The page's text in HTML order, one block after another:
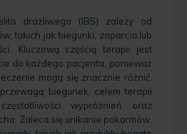
drażliwego (IBS) zależy od
takich jak biegunki, zaparcia lub
Kluczową częścią terapii jest
do każdego pacjenta, ponieważ
mogą się znacznie różnić.
biegunek, celem terapii
wypróżnień oraz
Zaleca się unikanie pokarmów,